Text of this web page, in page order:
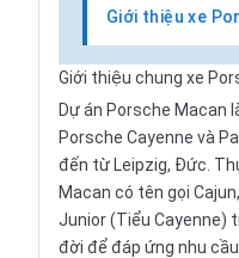
Giới thiệu xe
Giới thiệu chung xe
Dự án Porsche Macan
Porsche Cayenne và
đến từ Leipzig, Đức.
Macan có tên gọi
Junior (Tiểu Cayenne)
đời để đáp ứng nhu